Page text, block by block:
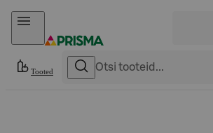
Otse sisu juurde
Tooted